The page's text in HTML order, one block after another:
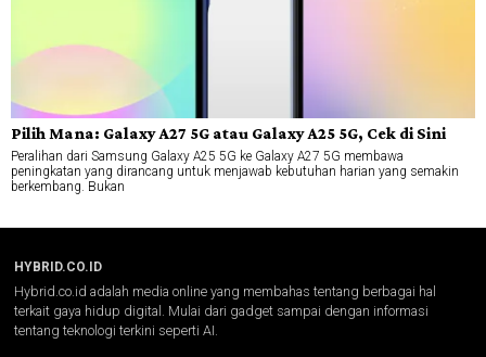
Pilih Mana: Galaxy A27 5G atau Galaxy A25 5G, Cek di Sini
Peralihan dari Samsung Galaxy A25 5G ke Galaxy A27 5G membawa
peningkatan yang dirancang untuk menjawab kebutuhan harian yang semakin
berkembang. Bukan
HYBRID.CO.ID
Hybrid.co.id adalah media online yang membahas tentang berbagai hal
terkait gaya hidup digital. Mulai dari gadget sampai dengan informasi
tentang teknologi terkini seperti AI.